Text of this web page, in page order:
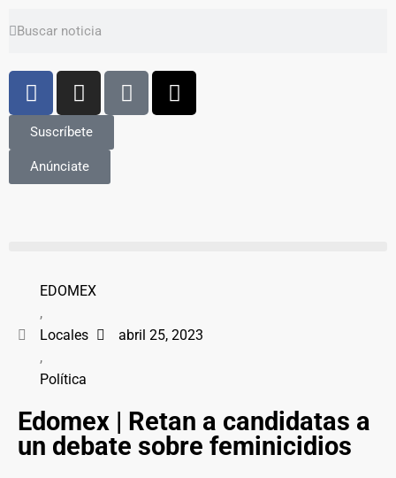
Suscríbete
Anúnciate
EDOMEX
,
Locales
,
Política
abril 25, 2023
Edomex | Retan a candidatas a
un debate sobre feminicidios